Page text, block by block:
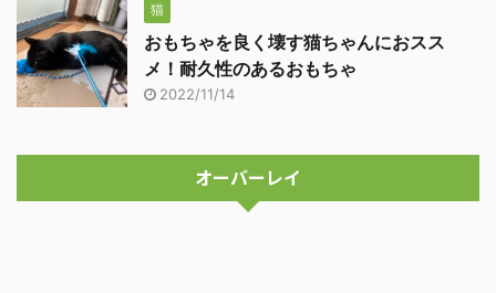
猫
おもちゃを良く壊す猫ちゃんにおスス
メ！耐久性のあるおもちゃ
2022/11/14
オーバーレイ